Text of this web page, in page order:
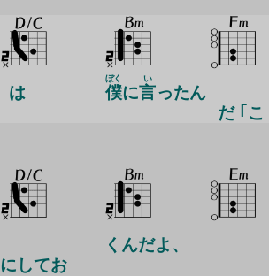
は 僕
ぼく
に言
い
ったん
だ ｢こ
にしてお
くんだよ、